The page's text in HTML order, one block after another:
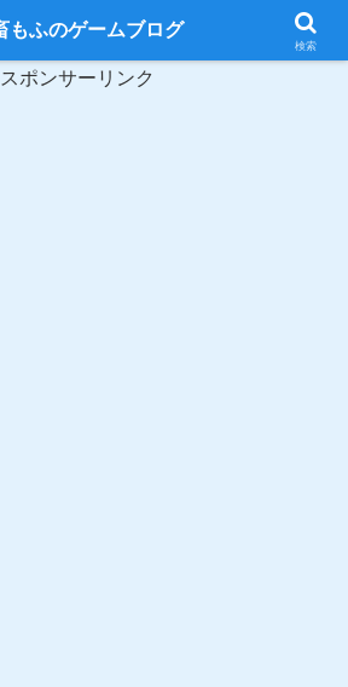
ゲームから良いものを紹介・攻略します。
スポンサーリンク
もふのゲームブログ
検索